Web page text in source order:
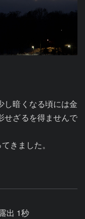
し暗くなる頃には金
せざるを得ませんで
きました。
出 1秒